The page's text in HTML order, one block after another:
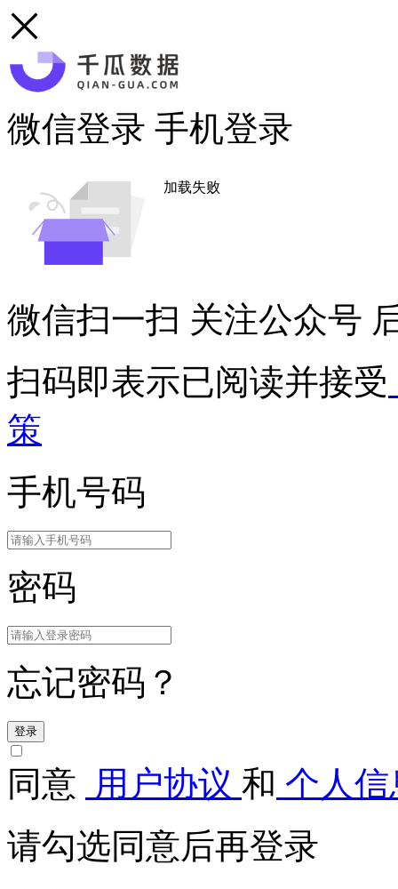
微信登录 手机登录
加载失败
微信扫一扫 关注公众号
扫码即表示已阅读并接受
策
手机号码
密码
忘记密码？
登录
同意 用户协议 和 个人
请勾选同意后再登录